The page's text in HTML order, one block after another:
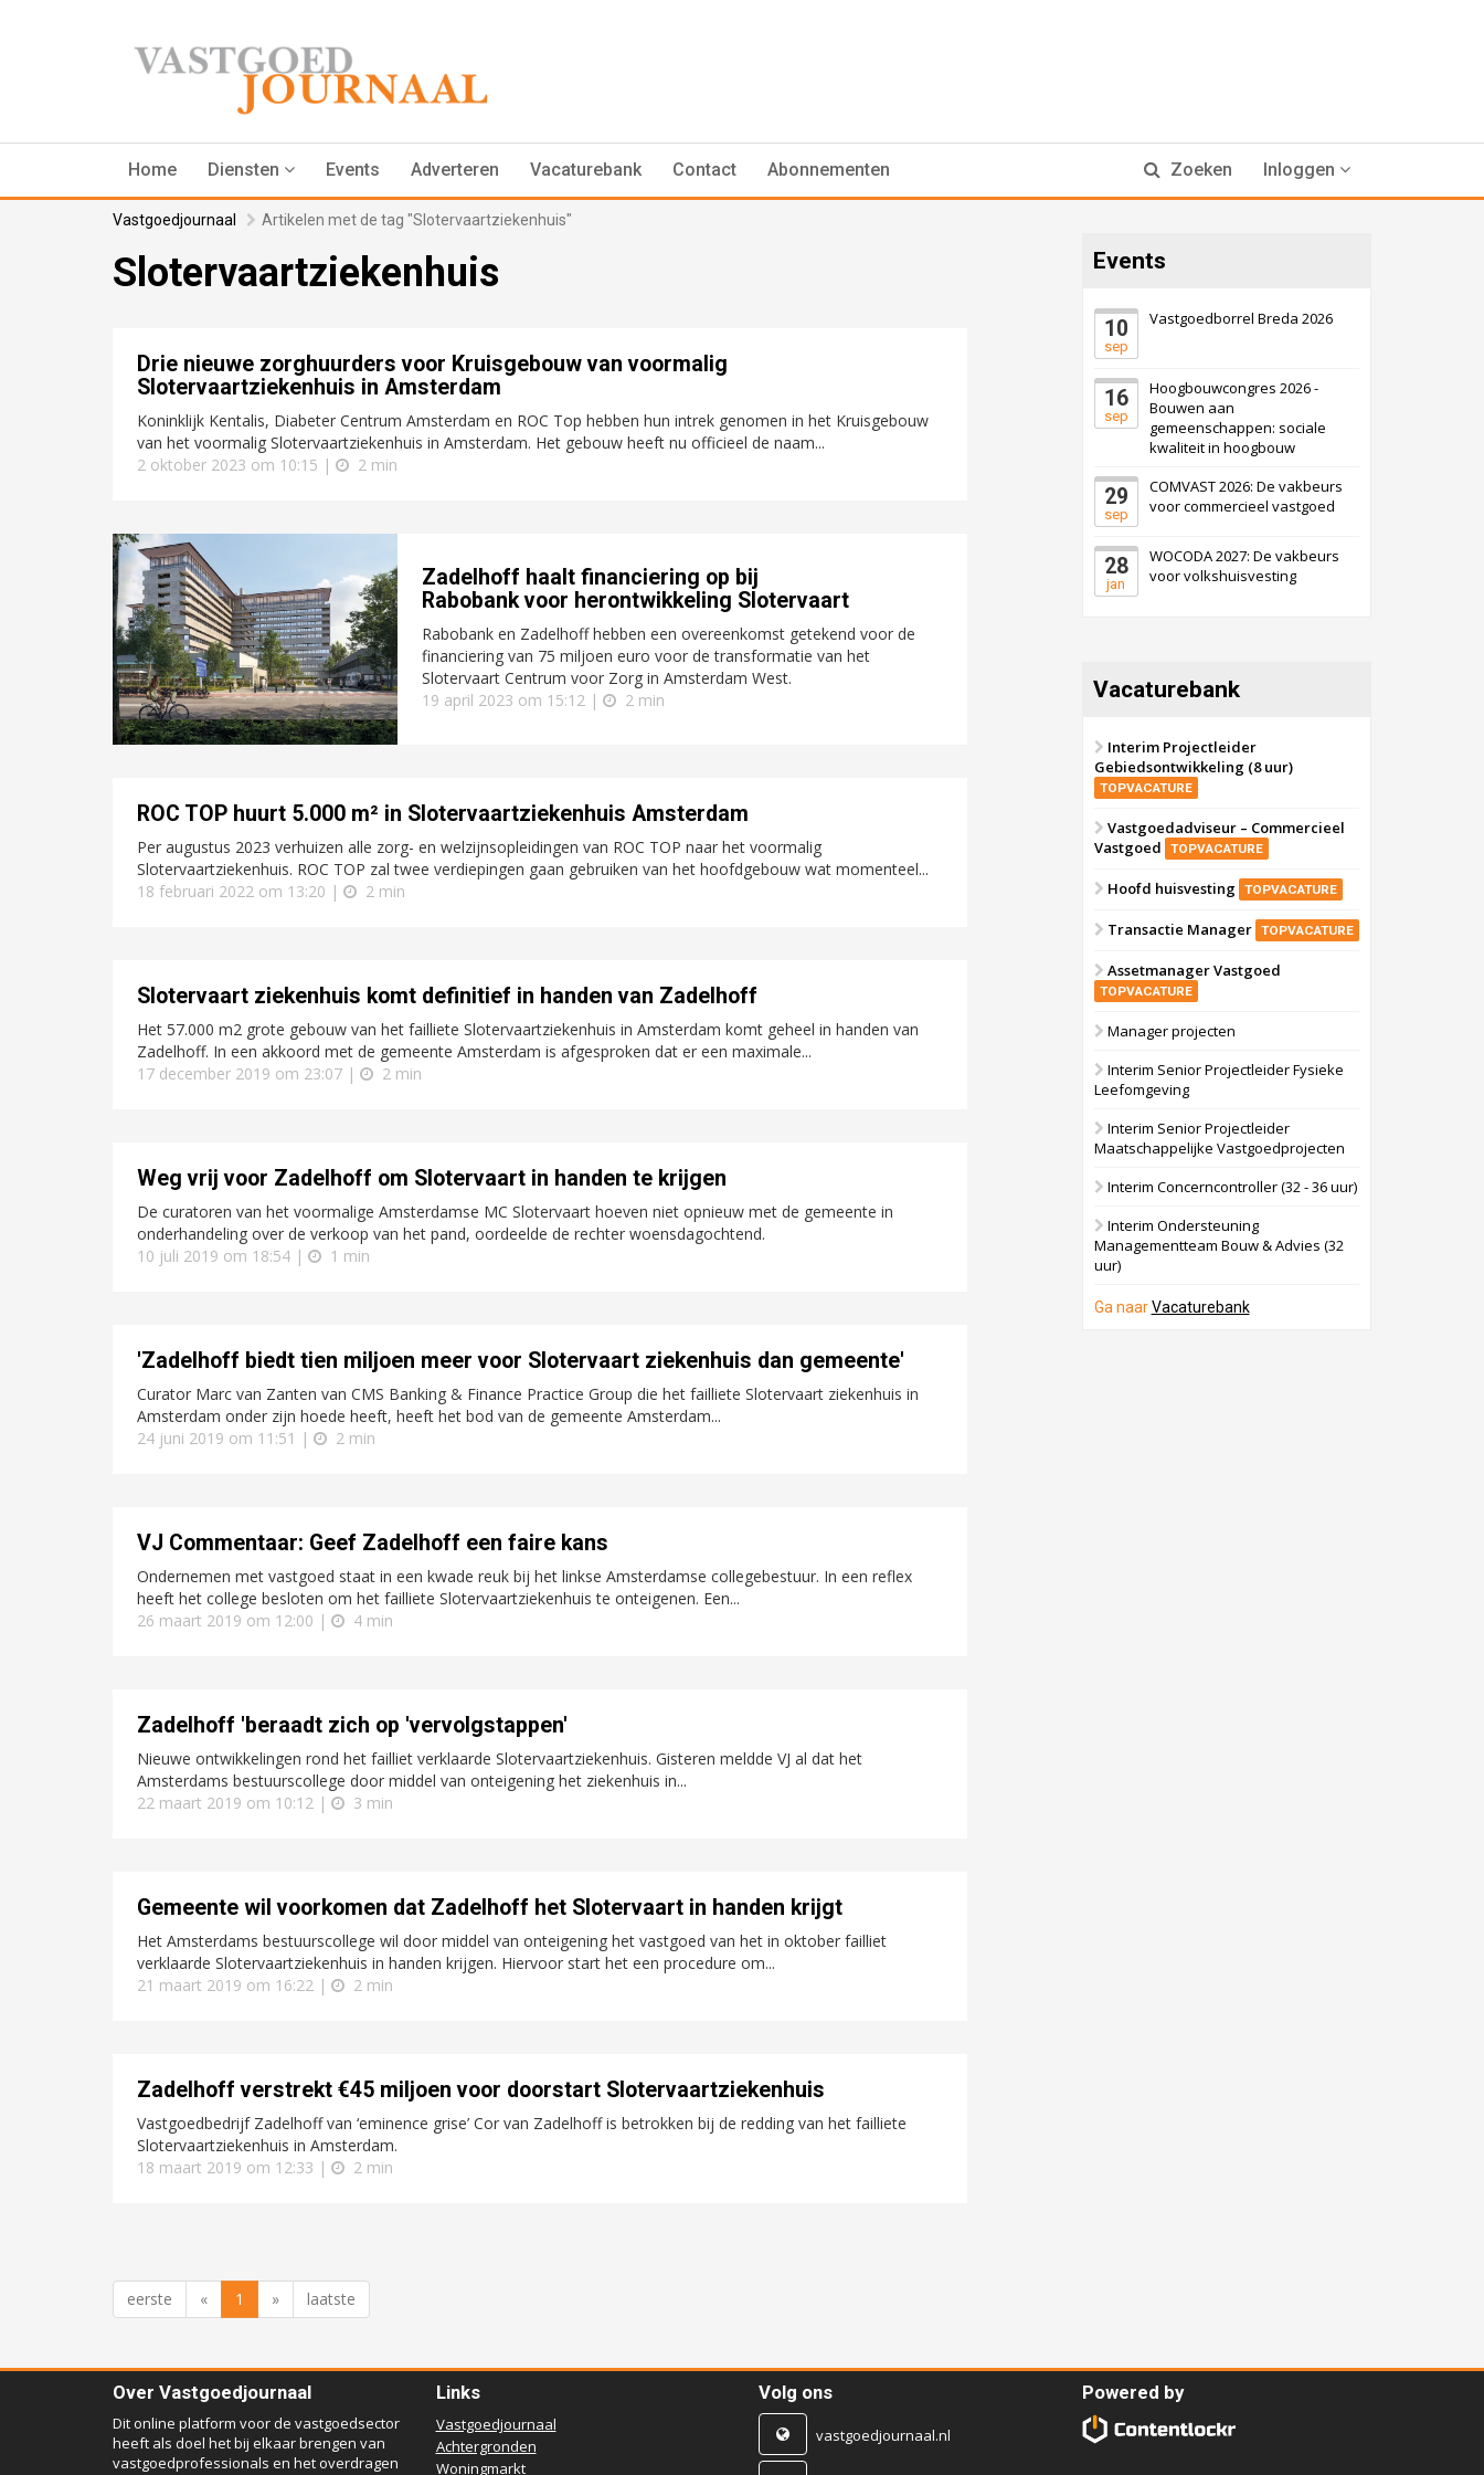
Home Diensten Events Adverteren Vacaturebank Contact Abonnementen Zoeken Inloggen
Vastgoedjournaal Artikelen met de tag "Slotervaartziekenhuis"
Slotervaartziekenhuis
Drie nieuwe zorghuurders voor Kruisgebouw van voormalig
Slotervaartziekenhuis in Amsterdam
Koninklijk Kentalis, Diabeter Centrum Amsterdam en ROC Top hebben hun intrek genomen in het Kruisgebouw
van het voormalig Slotervaartziekenhuis in Amsterdam. Het gebouw heeft nu officieel de naam...
2 oktober 2023 om 10:15 |
2 min
Zadelhoff haalt financiering op bij
Rabobank voor herontwikkeling Slotervaart
Rabobank en Zadelhoff hebben een overeenkomst getekend voor de
financiering van 75 miljoen euro voor de transformatie van het
Slotervaart Centrum voor Zorg in Amsterdam West.
19 april 2023 om 15:12 |
2 min
ROC TOP huurt 5.000 m² in Slotervaartziekenhuis Amsterdam
Per augustus 2023 verhuizen alle zorg- en welzijnsopleidingen van ROC TOP naar het voormalig
Slotervaartziekenhuis. ROC TOP zal twee verdiepingen gaan gebruiken van het hoofdgebouw wat momenteel...
18 februari 2022 om 13:20 |
2 min
Slotervaart ziekenhuis komt definitief in handen van Zadelhoff
Het 57.000 m2 grote gebouw van het failliete Slotervaartziekenhuis in Amsterdam komt geheel in handen van
Zadelhoff. In een akkoord met de gemeente Amsterdam is afgesproken dat er een maximale...
17 december 2019 om 23:07 |
2 min
Weg vrij voor Zadelhoff om Slotervaart in handen te krijgen
De curatoren van het voormalige Amsterdamse MC Slotervaart hoeven niet opnieuw met de gemeente in
onderhandeling over de verkoop van het pand, oordeelde de rechter woensdagochtend.
10 juli 2019 om 18:54 |
1 min
'Zadelhoff biedt tien miljoen meer voor Slotervaart ziekenhuis dan gemeente'
Curator Marc van Zanten van CMS Banking & Finance Practice Group die het failliete Slotervaart ziekenhuis in
Amsterdam onder zijn hoede heeft, heeft het bod van de gemeente Amsterdam...
24 juni 2019 om 11:51 |
2 min
VJ Commentaar: Geef Zadelhoff een faire kans
Ondernemen met vastgoed staat in een kwade reuk bij het linkse Amsterdamse collegebestuur. In een reflex
heeft het college besloten om het failliete Slotervaartziekenhuis te onteigenen. Een...
26 maart 2019 om 12:00 |
4 min
Zadelhoff 'beraadt zich op 'vervolgstappen'
Nieuwe ontwikkelingen rond het failliet verklaarde Slotervaartziekenhuis. Gisteren meldde VJ al dat het
Amsterdams bestuurscollege door middel van onteigening het ziekenhuis in...
22 maart 2019 om 10:12 |
3 min
Gemeente wil voorkomen dat Zadelhoff het Slotervaart in handen krijgt
Het Amsterdams bestuurscollege wil door middel van onteigening het vastgoed van het in oktober failliet
verklaarde Slotervaartziekenhuis in handen krijgen. Hiervoor start het een procedure om...
21 maart 2019 om 16:22 |
2 min
Zadelhoff verstrekt €45 miljoen voor doorstart Slotervaartziekenhuis
Vastgoedbedrijf Zadelhoff van ‘eminence grise’ Cor van Zadelhoff is betrokken bij de redding van het failliete
Slotervaartziekenhuis in Amsterdam.
18 maart 2019 om 12:33 |
2 min
eerste « 1 » laatste
Events
10
sep
Vastgoedborrel Breda 2026
16
sep
Hoogbouwcongres 2026 -
Bouwen aan
gemeenschappen: sociale
kwaliteit in hoogbouw
29
sep
COMVAST 2026: De vakbeurs
voor commercieel vastgoed
28
jan
WOCODA 2027: De vakbeurs
voor volkshuisvesting
Vacaturebank
Interim Projectleider
Gebiedsontwikkeling (8 uur)
TOPVACATURE
Vastgoedadviseur – Commercieel
Vastgoed
TOPVACATURE
Hoofd huisvesting TOPVACATURE
Transactie Manager TOPVACATURE
Assetmanager Vastgoed
TOPVACATURE
Manager projecten
Interim Senior Projectleider Fysieke
Leefomgeving
Interim Senior Projectleider
Maatschappelijke Vastgoedprojecten
Interim Concerncontroller (32 - 36 uur)
Interim Ondersteuning
Managementteam Bouw & Advies (32
uur)
Ga naarVacaturebank
Over Vastgoedjournaal
Dit online platform voor de vastgoedsector
heeft als doel het bij elkaar brengen van
vastgoedprofessionals en het overdragen
Links
Vastgoedjournaal
Achtergronden
Woningmarkt
Volg ons
vastgoedjournaal.nl
Powered by